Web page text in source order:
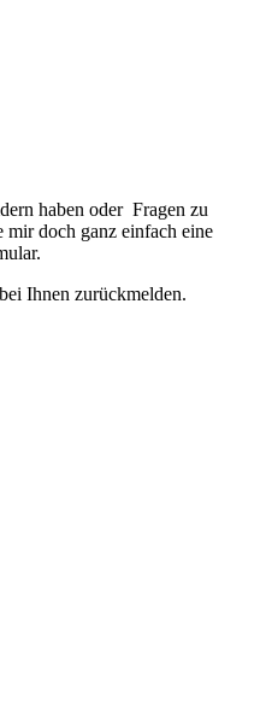
haben oder Fragen zu
mir doch ganz einfach eine
Ihnen zurückmelden.